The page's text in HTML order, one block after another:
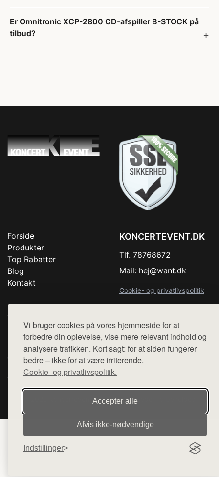
Vi bruger cookies på vores hjemmeside for at
forbedre din oplevelse, vise mere relevant indhold og
analysere trafikken. Kort sagt: for at siden fungerer
bedre – ikke for at være irriterende.
Cookie- og privatlivspolitik.
Accepter alle
Afvis ikke‑nødvendige
Indstillinger
Er Omnitronic XCP-2800 CD-afspiller B-STOCK på
tilbud?
Forside
Produkter
Top Rabatter
Blog
Kontakt
KONCERTEVENT.DK
Tlf. 78768672
Mail: hej@want.dk
Cookie- og privatlivspolitik
Denne side er en del af want.dk, der udgiver en række
hjemmesider med præsentation af forskellige produkter fra
diverse webshops. Der sælges ikke varer fra denne side - vi
henviser til de shops, som sælger varen. Vi har heller ikke
varerne på lager.
© 2026 koncertevent.dk. Alle rettigheder forbeholdes.